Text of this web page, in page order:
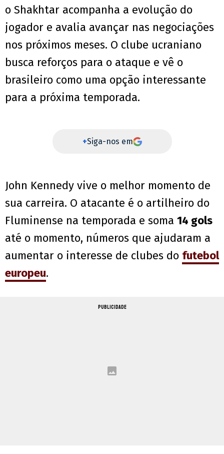
o Shakhtar acompanha a evolução do
jogador e avalia avançar nas negociações
nos próximos meses. O clube ucraniano
busca reforços para o ataque e vê o
brasileiro como uma opção interessante
para a próxima temporada.
+Siga-nos em
John Kennedy vive o melhor momento de
sua carreira. O atacante é o artilheiro do
Fluminense na temporada e soma 14 gols
até o momento, números que ajudaram a
aumentar o interesse de clubes do futebol
europeu.
PUBLICIDADE